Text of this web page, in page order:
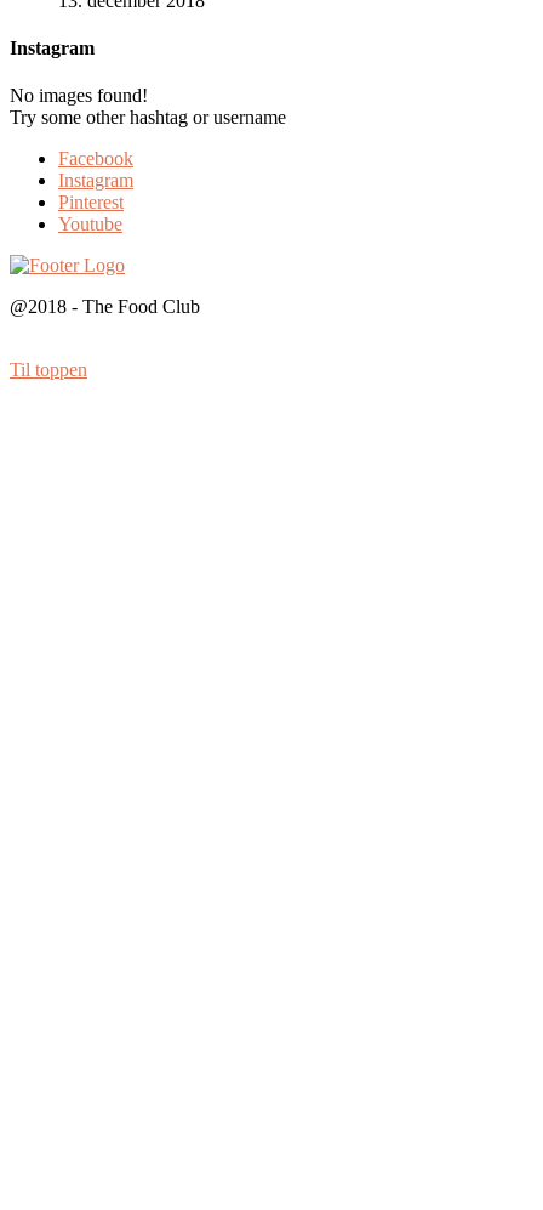
Instagram
No images found!
Try some other hashtag or username
Facebook
Instagram
Pinterest
Youtube
@2018 - The Food Club
Til toppen